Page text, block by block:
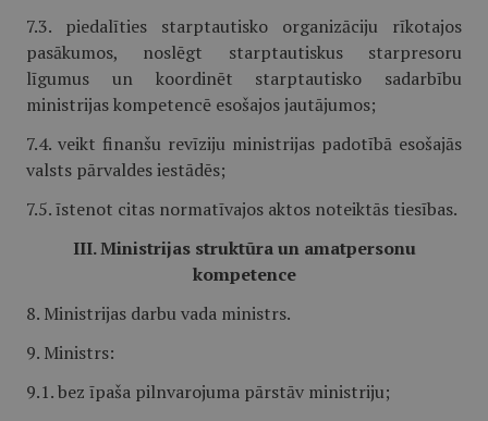
7.3. piedalīties starptautisko organizāciju rīkotajos
pasākumos, noslēgt starptautiskus starpresoru
līgumus un koordinēt starptautisko sadarbību
ministrijas kompetencē esošajos jautājumos;
7.4. veikt finanšu revīziju ministrijas padotībā esošajās
valsts pārvaldes iestādēs;
7.5. īstenot citas normatīvajos aktos noteiktās tiesības.
III. Ministrijas struktūra un amatpersonu
kompetence
8. Ministrijas darbu vada ministrs.
9. Ministrs:
9.1. bez īpaša pilnvarojuma pārstāv ministriju;